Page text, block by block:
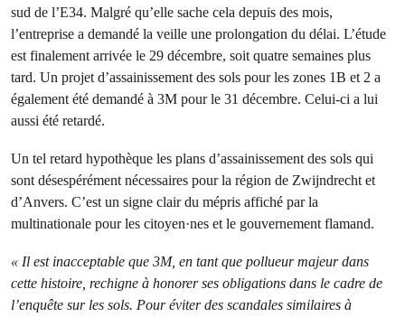
sud de l’E34. Malgré qu’elle sache cela depuis des mois,
l’entreprise a demandé la veille une prolongation du délai. L’étude
est finalement arrivée le 29 décembre, soit quatre semaines plus
tard. Un projet d’assainissement des sols pour les zones 1B et 2 a
également été demandé à 3M pour le 31 décembre. Celui-ci a lui
aussi été retardé.
Un tel retard hypothèque les plans d’assainissement des sols qui
sont désespérément nécessaires pour la région de Zwijndrecht et
d’Anvers. C’est un signe clair du mépris affiché par la
multinationale pour les citoyen·nes et le gouvernement flamand.
« Il est inacceptable que 3M, en tant que pollueur majeur dans
cette histoire, rechigne à honorer ses obligations dans le cadre de
l’enquête sur les sols. Pour éviter des scandales similaires à